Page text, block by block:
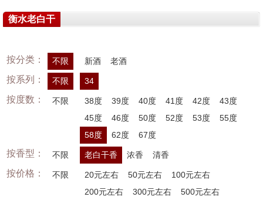
衡水老白干
按分类： 不限 新酒 老酒
按系列： 不限 34
按度数： 不限 38度 39度 40度 41度 42度
43度
45度
46度 50度 52度 53度
55度
58度
62度 67度
按香型： 不限 老白干香 浓香 清香
按价格： 不限 20元左右 50元左右
100元左右
200元左右
300元左右
500元左右